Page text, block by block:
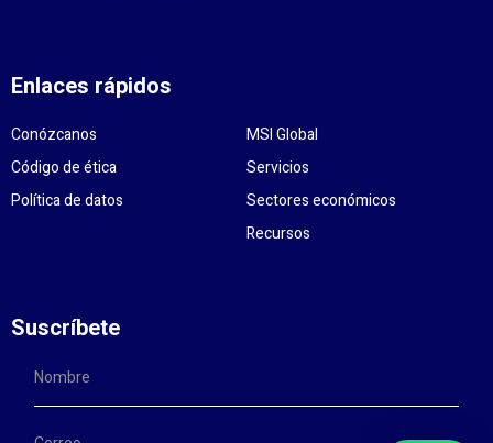
Enlaces rápidos
Conózcanos
MSI Global
Código de ética
Servicios
Política de datos
Sectores económicos
Recursos
Suscríbete